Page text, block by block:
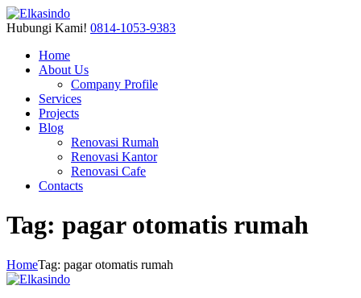
Hubungi Kami! 0814-1053-9383
Home
About Us
Company Profile
Services
Projects
Blog
Renovasi Rumah
Renovasi Kantor
Renovasi Cafe
Contacts
Tag: pagar otomatis rumah
HomeTag: pagar otomatis rumah